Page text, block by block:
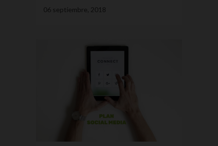
06 septiembre, 2018